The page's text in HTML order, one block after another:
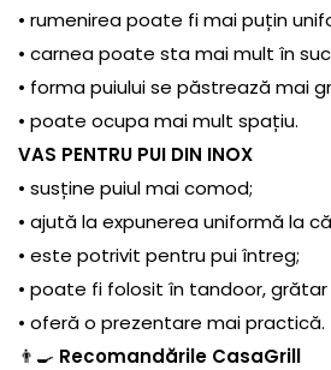
• rumenirea poate fi mai puțin
• carnea poate sta mai mult în
• forma puiului se păstrează mai
• poate ocupa mai mult spațiu.
VAS PENTRU PUI DIN INOX
• susține puiul mai comod;
• ajută la expunerea uniformă la
• este potrivit pentru pui întreg;
• poate fi folosit în tandoor,
• oferă o prezentare mai practică.
👨‍🍳 Recomandările CasaGrill